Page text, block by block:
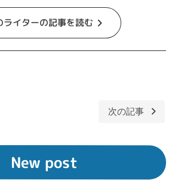
ライターの記事を読む
次の記事
New post